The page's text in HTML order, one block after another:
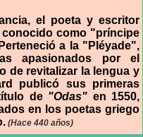
el poeta y escritor
como "príncipe
a la "Pléyade",
apasionados por el
de revitalizar la lengua y
publicó sus primeras
de "Odas" en 1550,
en los poetas griego
(Hace 440 años)